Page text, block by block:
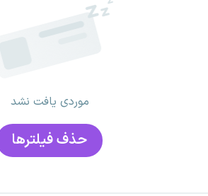
موردی یافت نشد
حذف فیلتر‌ها